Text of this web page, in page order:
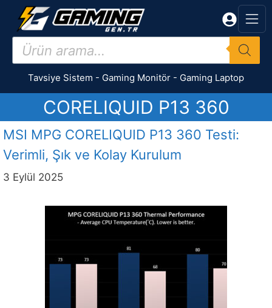
İçeriğe
Products
search
Tavsiye Sistem - Gaming Monitör - Gaming Laptop
CORELIQUID P13 360
MSI MPG CORELIQUID P13 360 Testi:
Verimli, Şık ve Kolay Kurulum
3 Eylül 2025